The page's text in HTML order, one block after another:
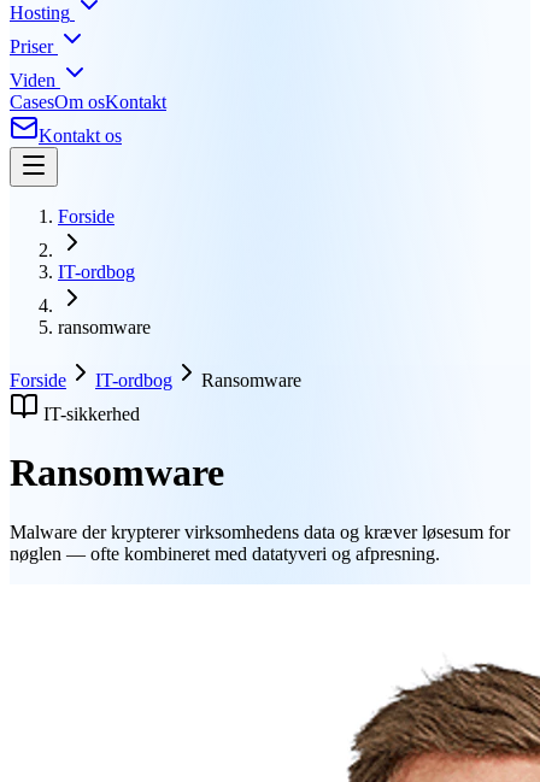
Hosting
Priser
Viden
CasesOm osKontakt
Kontakt os
Forside
IT-ordbog
ransomware
Forside IT-ordbog
Ransomware
IT-sikkerhed
Ransomware
Malware der krypterer virksomhedens data og kræver løsesum for
nøglen — ofte kombineret med datatyveri og afpresning.